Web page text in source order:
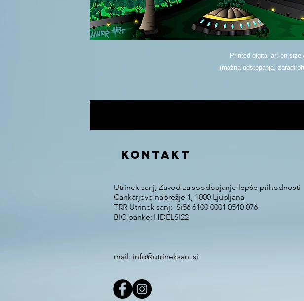
Printed digital art on
(možna odstopanja, zaradi
KONTAKT
Utrinek sanj, Zavod za spodbujanje lepše prihodnosti
Cankarjevo nabrežje 1, 1000 Ljubljana
TRR Utrinek sanj: Si56 6100 0001 0540 076
BIC banke: HDELSI22
mail: info@utrineksanj.si